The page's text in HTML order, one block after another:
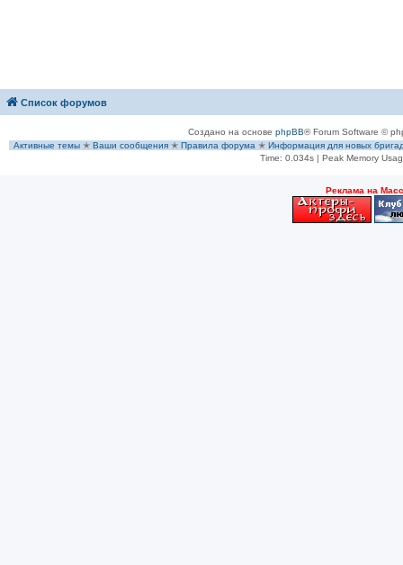
Список форумов
Создано на основе phpBB® Forum Software ©
Активные темы ✭ Ваши сообщения ✭ Правила форума ✭ Информация для новых
Time: 0.034s| Peak Memory
Рeклама на